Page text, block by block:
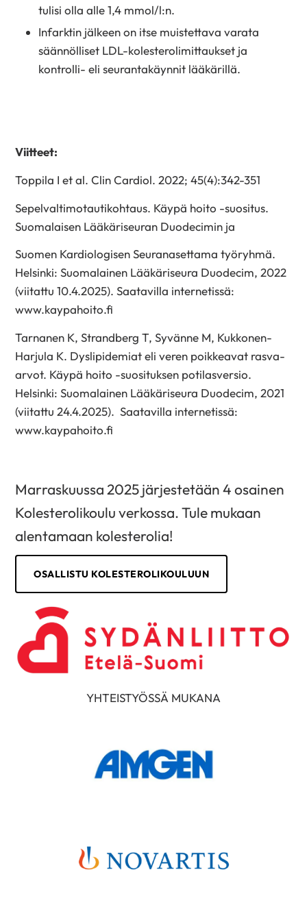
tulisi olla alle 1,4 mmol/l:n.
Infarktin jälkeen on itse muistettava varata
säännölliset LDL-kolesterolimittaukset ja
kontrolli- eli seurantakäynnit lääkärillä.
Viitteet:
Toppila I et al. Clin Cardiol. 2022; 45(4):342-351
Sepelvaltimotautikohtaus. Käypä hoito -suositus.
Suomalaisen Lääkäriseuran Duodecimin ja
Suomen Kardiologisen Seuranasettama työryhmä.
Helsinki: Suomalainen Lääkäriseura Duodecim, 2022
(viitattu 10.4.2025). Saatavilla internetissä:
www.kaypahoito.fi
Tarnanen K, Strandberg T, Syvänne M, Kukkonen-
Harjula K. Dyslipidemiat eli veren poikkeavat rasva-
arvot. Käypä hoito -suosituksen potilasversio.
Helsinki: Suomalainen Lääkäriseura Duodecim, 2021
(viitattu 24.4.2025). Saatavilla internetissä:
www.kaypahoito.fi
Marraskuussa 2025 järjestetään 4 osainen
Kolesterolikoulu verkossa. Tule mukaan
alentamaan kolesterolia!
OSALLISTU KOLESTEROLIKOULUUN
YHTEISTYÖSSÄ MUKANA